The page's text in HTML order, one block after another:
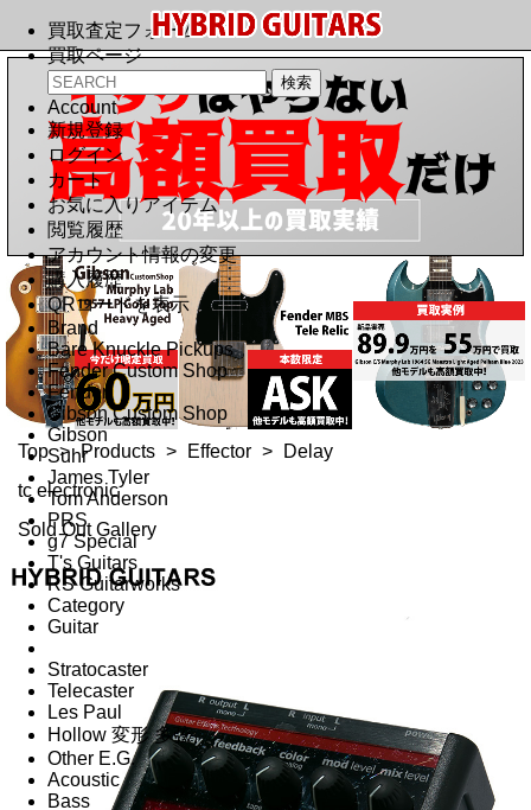
買取査定フォーム
買取ページ
Account
新規登録
ログイン
カート
お気に入りアイテム
閲覧履歴
アカウント情報の変更
購入履歴
QRコードを表示
Brand
Bare Knuckle Pickups
Fender Custom Shop
Fender
Gibson Custom Shop
Gibson
Suhr
James Tyler
Tom Anderson
PRS
g7 Special
T's Guitars
RS Guitarworks
Category
Guitar
Stratocaster
Telecaster
Les Paul
Hollow 変形 多弦
Other E.G.
Acoustic
Bass
Top > Products > Effector >
Delay
tc electronic
Sold Out Gallery